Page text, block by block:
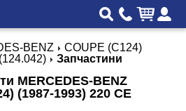
BENZ
COUPE (C124)
Запчастини
MERCEDES-BENZ
(1987-1993) 220 CE